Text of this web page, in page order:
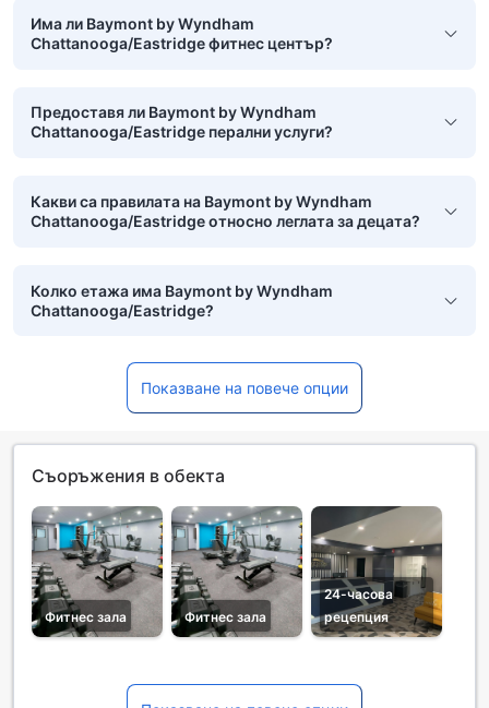
Има ли Baymont by Wyndham
Chattanooga/Eastridge фитнес център?
Предоставя ли Baymont by Wyndham
Chattanooga/Eastridge перални услуги?
Какви са правилата на Baymont by Wyndham
Chattanooga/Eastridge относно леглата за децата?
Колко етажа има Baymont by Wyndham
Chattanooga/Eastridge?
Показване на повече опции
Съоръжения в обекта
Фитнес зала Фитнес зала
24-часова
рецепция